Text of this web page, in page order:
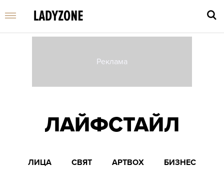
ЛАЙФСТАЙЛ
ЛИЦА СВЯТ АРТBOX
БИЗНЕС